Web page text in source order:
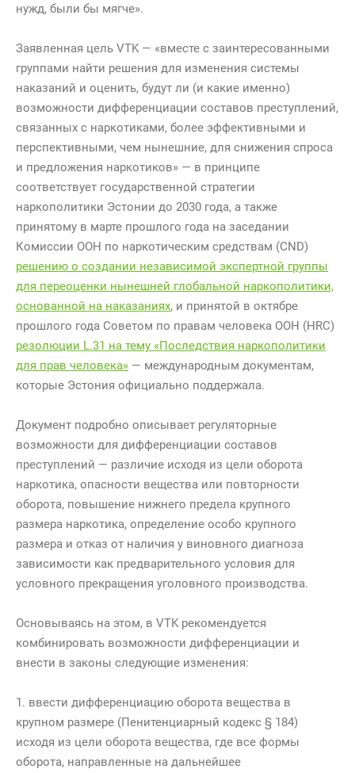
нужд, были бы мягче».
Заявленная цель VTK — «вместе с заинтересованными
группами найти решения для изменения системы
наказаний и оценить, будут ли (и какие именно)
возможности дифференциации составов преступлений,
связанных с наркотиками, более эффективными и
перспективными, чем нынешние, для снижения спроса
и предложения наркотиков» — в принципе
соответствует государственной стратегии
наркополитики Эстонии до 2030 года, а также
принятому в марте прошлого года на заседании
Комиссии ООН по наркотическим средствам (CND)
решению о создании независимой экспертной группы
для переоценки нынешней глобальной наркополитики,
основанной на наказаниях, и принятой в октябре
прошлого года Советом по правам человека ООН (HRC)
резолюции L.31 на тему «Последствия наркополитики
для прав человека» — международным документам,
которые Эстония официально поддержала.
Документ подробно описывает регуляторные
возможности для дифференциации составов
преступлений — различие исходя из цели оборота
наркотика, опасности вещества или повторности
оборота, повышение нижнего предела крупного
размера наркотика, определение особо крупного
размера и отказ от наличия у виновного диагноза
зависимости как предварительного условия для
условного прекращения уголовного производства.
Основываясь на этом, в VTK рекомендуется
комбинировать возможности дифференциации и
внести в законы следующие изменения:
1. ввести дифференциацию оборота вещества в
крупном размере (Пенитенциарный кодекс § 184)
исходя из цели оборота вещества, где все формы
оборота, направленные на дальнейшее